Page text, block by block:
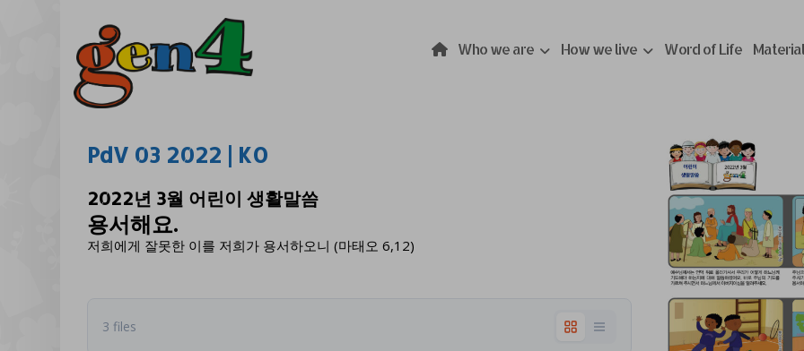
Who we are How we live Word of Life
PdV 03 2022 | KO
2022년 3월 어린이 생활말씀
용서해요.
저희에게 잘못한 이를 저희가 용서하오니 (마태오 6,12)
3 files